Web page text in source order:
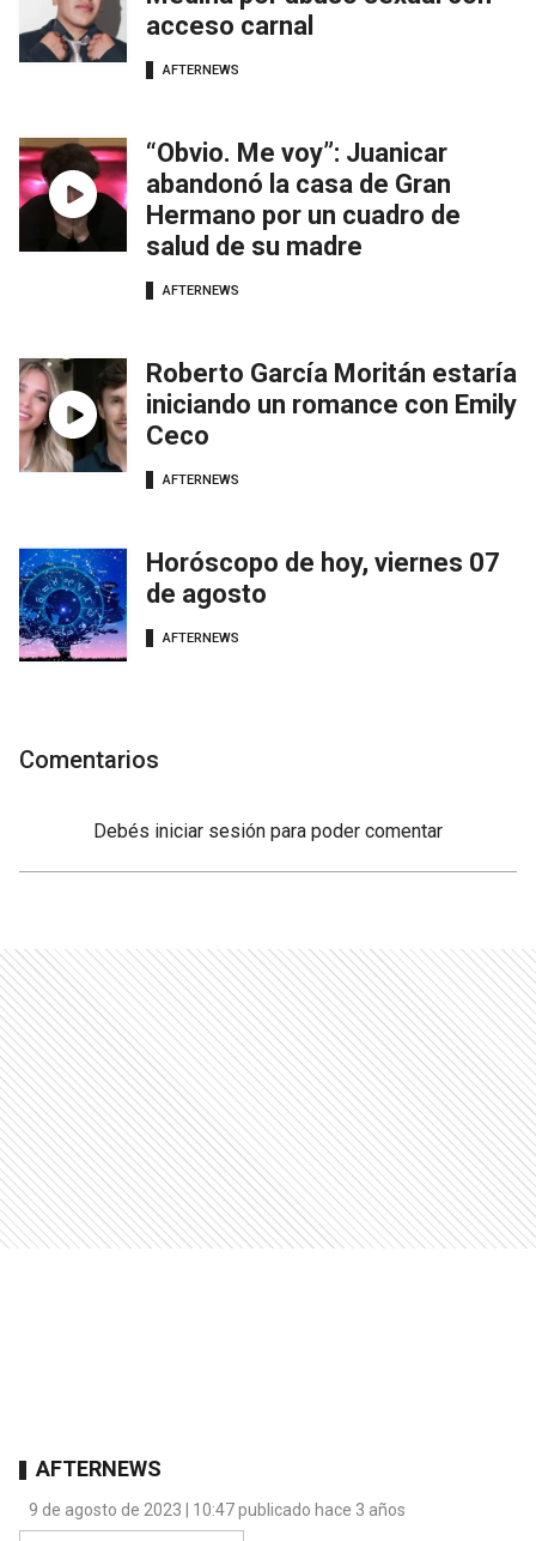
acceso carnal
AFTERNEWS
“Obvio. Me voy”: Juanicar
abandonó la casa de Gran
Hermano por un cuadro de
salud de su madre
AFTERNEWS
Roberto García Moritán estaría
iniciando un romance con Emily
Ceco
AFTERNEWS
Horóscopo de hoy, viernes 07
de agosto
AFTERNEWS
Comentarios
Debés iniciar sesión para poder comentar
AFTERNEWS
9 de agosto de 2023 | 10:47 publicado hace 3 años